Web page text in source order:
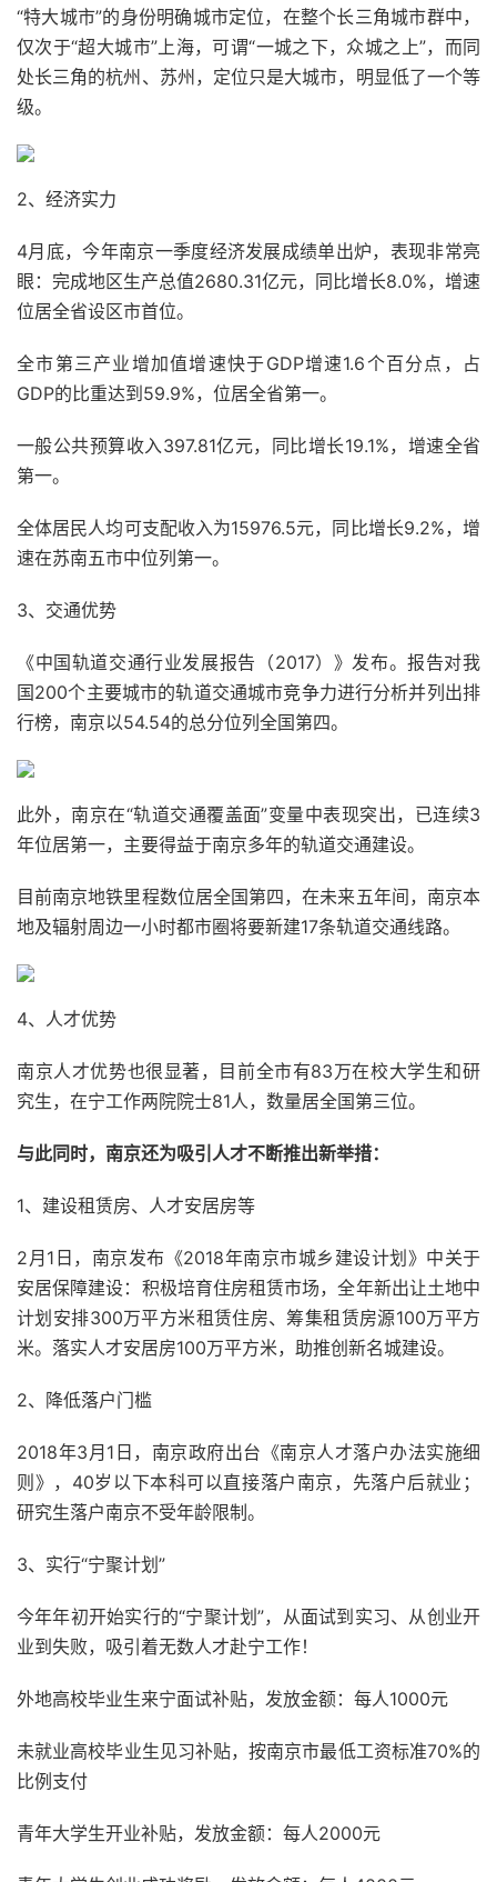
“特大城市”的身份明确城市定位，在整个长三角城市群中，
仅次于“超大城市”上海，可谓“一城之下，众城之上”，而同
处长三角的杭州、苏州，定位只是大城市，明显低了一个等
级。
2、经济实力
4月底，今年南京一季度经济发展成绩单出炉，表现非常亮
眼：完成地区生产总值2680.31亿元，同比增长8.0%，增速
位居全省设区市首位。
全市第三产业增加值增速快于GDP增速1.6个百分点，占
GDP的比重达到59.9%，位居全省第一。
一般公共预算收入397.81亿元，同比增长19.1%，增速全省
第一。
全体居民人均可支配收入为15976.5元，同比增长9.2%，增
速在苏南五市中位列第一。
3、交通优势
《中国轨道交通行业发展报告（2017）》发布。报告对我
国200个主要城市的轨道交通城市竞争力进行分析并列出排
行榜，南京以54.54的总分位列全国第四。
此外，南京在“轨道交通覆盖面”变量中表现突出，已连续3
年位居第一，主要得益于南京多年的轨道交通建设。
目前南京地铁里程数位居全国第四，在未来五年间，南京本
地及辐射周边一小时都市圈将要新建17条轨道交通线路。
4、人才优势
南京人才优势也很显著，目前全市有83万在校大学生和研
究生，在宁工作两院院士81人，数量居全国第三位。
与此同时，南京还为吸引人才不断推出新举措：
1、建设租赁房、人才安居房等
2月1日，南京发布《2018年南京市城乡建设计划》中关于
安居保障建设：积极培育住房租赁市场，全年新出让土地中
计划安排300万平方米租赁住房、筹集租赁房源100万平方
米。落实人才安居房100万平方米，助推创新名城建设。
2、降低落户门槛
2018年3月1日，南京政府出台《南京人才落户办法实施细
则》，40岁以下本科可以直接落户南京，先落户后就业；
研究生落户南京不受年龄限制。
3、实行“宁聚计划”
今年年初开始实行的“宁聚计划”，从面试到实习、从创业开
业到失败，吸引着无数人才赴宁工作！
外地高校毕业生来宁面试补贴，发放金额：每人1000元
未就业高校毕业生见习补贴，按南京市最低工资标准70%的
比例支付
青年大学生开业补贴，发放金额：每人2000元